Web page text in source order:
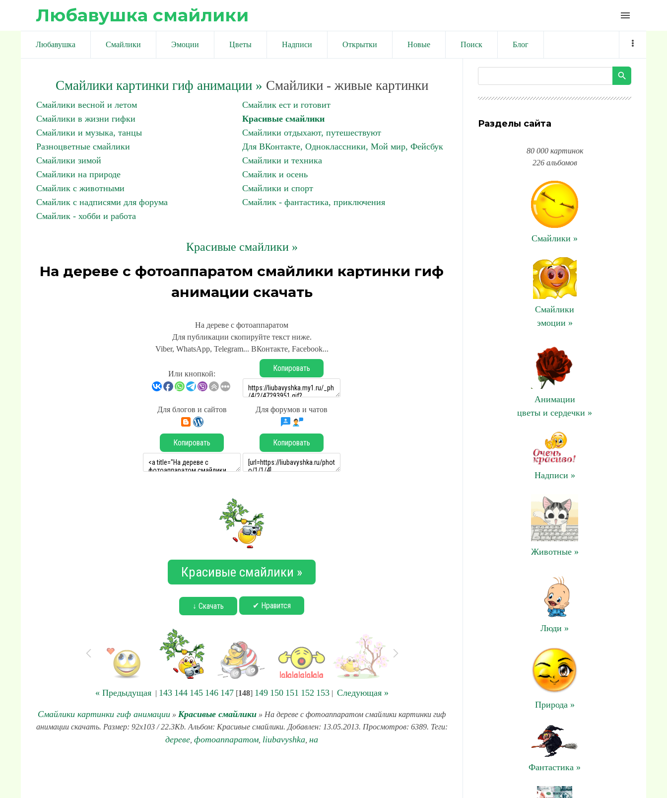
Любавушка смайлики menu
Любавушка Смайлики Эмоции Цветы Надписи Открытки Новые Поиск Блог
Смайлики картинки гиф анимации» Смайлики - живые картинки
Смайлики весной и летом
Смайлик ест и готовит
Смайлики в жизни гифки
Красивые смайлики
Смайлики и музыка, танцы
Смайлики отдыхают, путешествуют
Разноцветные смайлики
Для ВКонтакте, Одноклассники, Мой мир, Фейсбук
Смайлики зимой
Смайлики и техника
Смайлики на природе
Смайлик и осень
Смайлик с животными
Смайлики и спорт
Смайлик с надписями для форума
Смайлик - фантастика, приключения
Смайлик - хобби и работа
Красивые смайлики »
На дереве с фотоаппаратом смайлики картинки гиф
анимации скачать
На дереве с фотоаппаратом
Для публикации скопируйте текст ниже.
Viber, WhatsApp, Telegram... ВКонтакте, Facebook...
Или кнопкой:
Копировать
Для блогов и сайтов Для форумов и чатов
Копировать Копировать
Красивые смайлики »
↓ Скачать ✔ Нравится
« Предыдущая| 143 144 145 146 147[148] 149 150 151 152 153| Следующая »
Смайлики картинки гиф анимации » Красивые смайлики » На дереве с фотоаппаратом смайлики картинки гиф
анимации скачать. Размер: 92x103 / 22.3Kb. Альбом: Красивые смайлики. Добавлен: 13.05.2013. Просмотров: 6389. Теги:
дереве фотоаппаратом liubavyshka на
Разделы сайта
80 000 картинок
226 альбомов
Смайлики »
Смайлики
эмоции »
Анимации
цветы и сердечки »
Надписи »
Животные »
Люди »
Природа »
Фантастика »